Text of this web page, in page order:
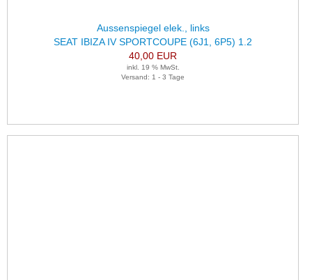
Aussenspiegel elek., links
SEAT IBIZA IV SPORTCOUPE (6J1, 6P5) 1.2
40,00 EUR
inkl. 19 % MwSt.
Versand: 1 - 3 Tage